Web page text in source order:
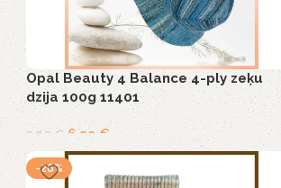
Opal Beauty 4 Balance 4-ply zeķu
dzija 100g 11401
9,90 € 6,99 €
-26%